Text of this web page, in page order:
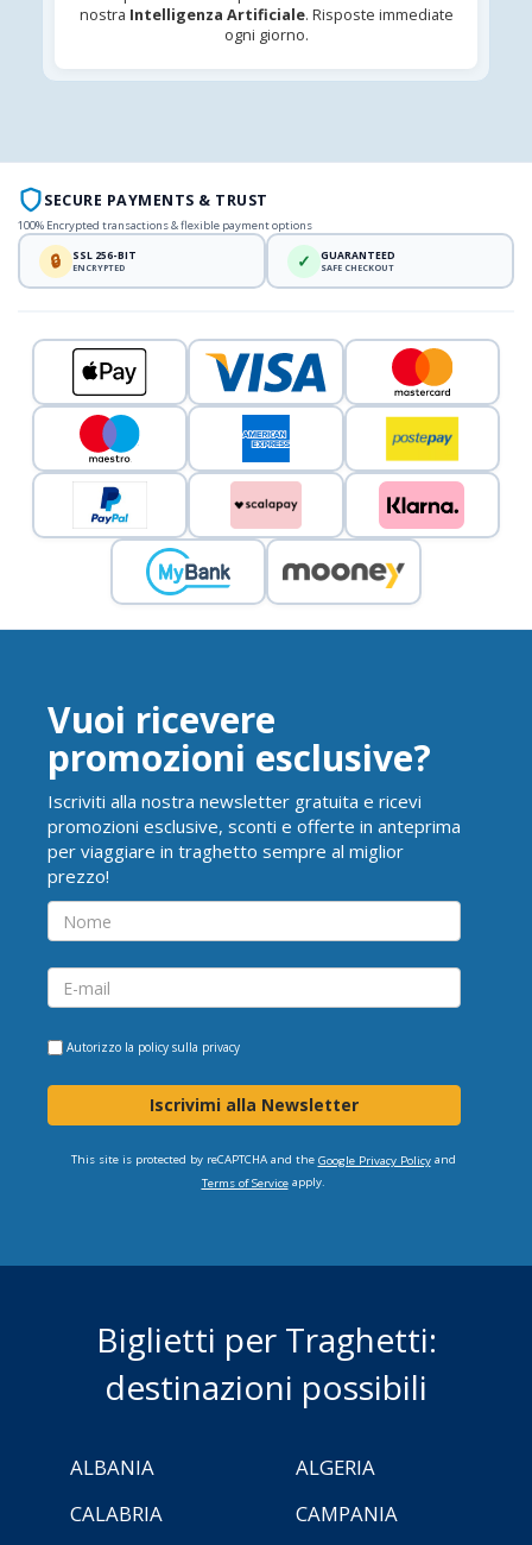
nostra Intelligenza Artificiale. Risposte immediate
ogni giorno.
SECURE PAYMENTS & TRUST
100% Encrypted transactions & flexible payment options
🔒 SSL 256-BIT
ENCRYPTED ✓ GUARANTEED
SAFE CHECKOUT
Vuoi ricevere
promozioni esclusive?
Iscriviti alla nostra newsletter gratuita e ricevi
promozioni esclusive, sconti e offerte in anteprima
per viaggiare in traghetto sempre al miglior
prezzo!
Autorizzo la policy sulla privacy
Iscrivimi alla Newsletter
This site is protected by reCAPTCHA and the Google Privacy Policyand
Terms of Serviceapply.
Biglietti per Traghetti:
destinazioni possibili
ALBANIA
ALGERIA
CALABRIA
CAMPANIA